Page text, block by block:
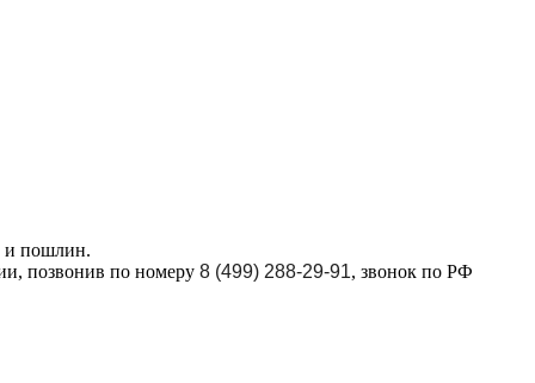
и пошлин.
позвонив по номеру 8 (499) 288-29-91, звонок по РФ